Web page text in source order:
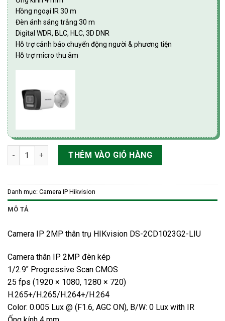
Hồng ngoại IR 30 m
Đèn ánh sáng trắng 30 m
Digital WDR, BLC, HLC, 3D DNR
Hỗ trợ cảnh báo chuyển động người & phương tiện
Hỗ trợ micro thu âm
Camera IP 2MP thân trụ HIKvision DS-2CD1023G2-LIU số lượng
THÊM VÀO GIỎ HÀNG
Danh mục: Camera IP Hikvision
MÔ TẢ
Camera IP 2MP thân trụ HIKvision DS-2CD1023G2-LIU
Camera thân IP 2MP đèn kép
1/2.9″ Progressive Scan CMOS
25 fps (1920 × 1080, 1280 × 720)
H.265+/H.265/H.264+/H.264
Color: 0.005 Lux @ (F1.6, AGC ON), B/W: 0 Lux with IR